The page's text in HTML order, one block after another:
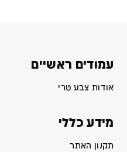
עמודים ראשיים
אודות צבע טרי
מידע כללי
תקנון האתר